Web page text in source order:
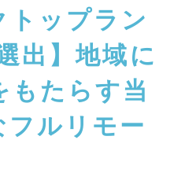
トップラン
出】地域に
もたらす当
ルリモー